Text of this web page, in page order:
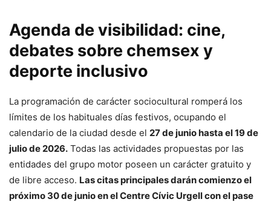
Agenda de visibilidad: cine,
debates sobre chemsex y
deporte inclusivo
La programación de carácter sociocultural romperá los
límites de los habituales días festivos, ocupando el
calendario de la ciudad desde el 27 de junio hasta el 19 de
julio de 2026. Todas las actividades propuestas por las
entidades del grupo motor poseen un carácter gratuito y
de libre acceso. Las citas principales darán comienzo el
próximo 30 de junio en el Centre Cívic Urgell con el pase